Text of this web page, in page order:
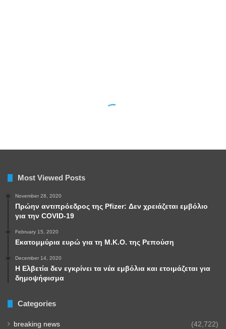
Most Viewed Posts
November 28, 2020
Πρώην αντιπρόεδρος της Pfizer: Δεν χρειάζεται εμβόλιο
για την COVID-19
February 15, 2020
Εκατομμύρια ευρώ για τη Μ.Κ.Ο. της Ρεπούση
December 14, 2020
Η Ελβετία δεν εγκρίνει τα νέα εμβόλια και ετοιμάζεται για
δημοψήφισμα
Categories
breaking news (42,722)